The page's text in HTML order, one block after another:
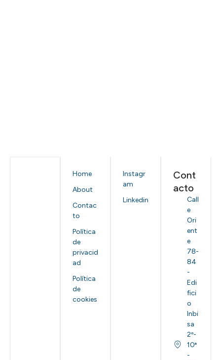
Home
About
Contac
to
Política
de
privacid
ad
Política
de
cookies
Instagr
am
Linkedin
Cont
acto
Call
e
Ori
ent
e
78-
84
-
Edi
fici
o
Inbi
sa
2º-
10ª
-